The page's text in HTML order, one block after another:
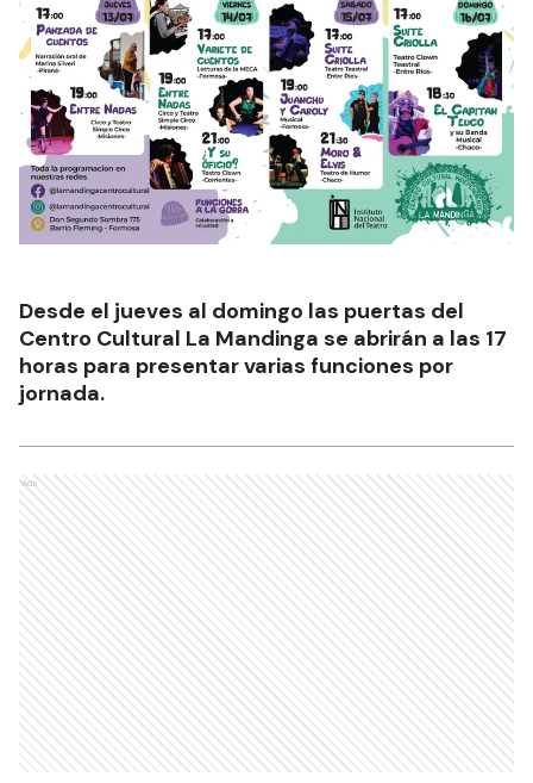
Desde el jueves al domingo las puertas del
Centro Cultural La Mandinga se abrirán a las 17
horas para presentar varias funciones por
jornada.
Ads